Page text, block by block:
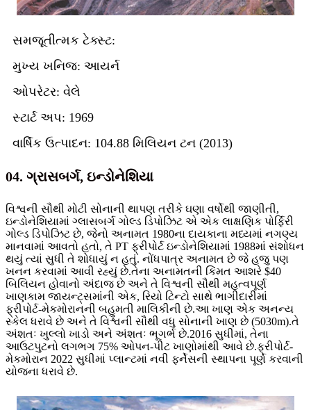
સમજૂતીત્મક ટેક્સ્ટ:
મુખ્ય ખનિજ: આયર્ન
ઓપરેટર: વેલે
સ્ટાર્ટ અપ: 1969
વાર્ષિક ઉત્પાદન: 104.88 મિલિયન ટન (2013)
04. ગ્રાસબર્ગ, ઇન્ડોનેશિયા
વિશ્વની સૌથી મોટી સોનાની થાપણ તરીકે ઘણા વર્ષોથી જાણીતી,
ઇન્ડોનેશિયામાં ગ્લાસબર્ગ ગોલ્ડ ડિપોઝિટ એ એક લાક્ષણિક પોર્ફિરી
ગોલ્ડ ડિપોઝિટ છે, જેનો અનામત 1980ના દાયકાના મધ્યમાં નગણ્ય
માનવામાં આવતો હતો, તે PT ફ્રીપોર્ટ ઇન્ડોનેશિયામાં 1988માં સંશોધન
થયું ત્યાં સુધી તે શોધાયું ન હતું. નોંધપાત્ર અનામત છે જે હજુ પણ
ખનન કરવામાં આવી રહ્યું છે.તેના અનામતની કિંમત આશરે $40
બિલિયન હોવાનો અંદાજ છે અને તે વિશ્વની સૌથી મહત્વપૂર્ણ
ખાણકામ જાયન્ટ્સમાંની એક, રિયો ટિન્ટો સાથે ભાગીદારીમાં
ફ્રીપોર્ટ-મેકમોરાનની બહુમતી માલિકીની છે.આ ખાણ એક અનન્ય
સ્કેલ ધરાવે છે અને તે વિશ્વની સૌથી વધુ સોનાની ખાણ છે (5030m).તે
અંશતઃ ખુલ્લો ખાડો અને અંશતઃ ભૂગર્ભ છે.2016 સુધીમાં, તેના
આઉટપુટનો લગભગ 75% ઓપન-પીટ ખાણોમાંથી આવે છે.ફ્રીપોર્ટ-
મેકમોરાન 2022 સુધીમાં પ્લાન્ટમાં નવી ફર્નેસની સ્થાપના પૂર્ણ કરવાની
યોજના ધરાવે છે.